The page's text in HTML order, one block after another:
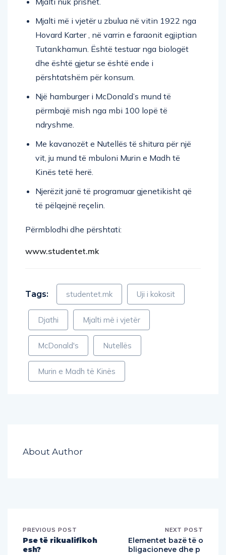
Mjalti më i vjetër u zbulua në vitin 1922 nga
Hovard Karter , në varrin e faraonit egjiptian
Tutankhamun. Është testuar nga biologët
dhe është gjetur se është ende i
përshtatshëm për konsum.
Një hamburger i McDonald’s mund të
përmbajë mish nga mbi 100 lopë të
ndryshme.
Me kavanozët e Nutellës të shitura për një
vit, ju mund të mbuloni Murin e Madh të
Kinës tetë herë.
Njerëzit janë të programuar gjenetikisht që
të pëlqejnë reçelin.
Përmblodhi dhe përshtati:
www.studentet.mk
Tags: studentet.mk Uji i kokosit
Djathi Mjalti më i vjetër
McDonald's Nutellës
Murin e Madh të Kinës
About Author
PREVIOUS POST
Pse të rikualifikoh
esh?
NEXT POST
Elementet bazë të o
bligacioneve dhe p